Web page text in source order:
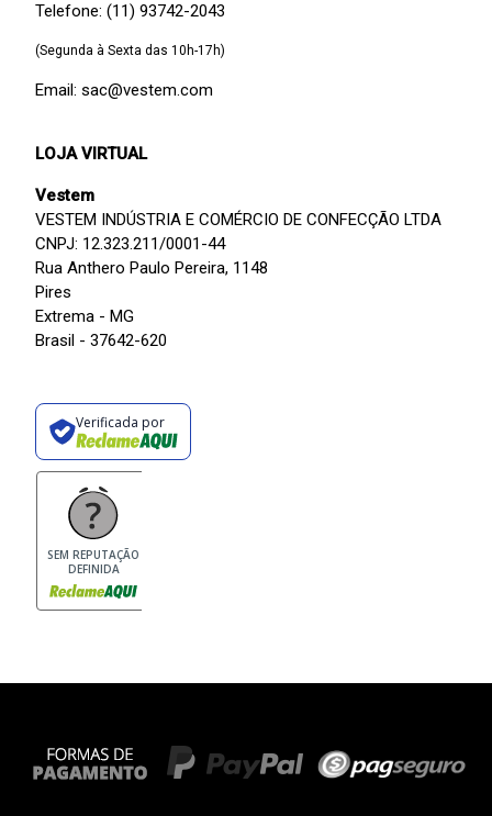
Telefone: (11) 93742-2043
(Segunda à Sexta das 10h-17h)
Email: sac@vestem.com
LOJA VIRTUAL
Vestem
VESTEM INDÚSTRIA E COMÉRCIO DE CONFECÇÃO LTDA
CNPJ: 12.323.211/0001-44
Rua Anthero Paulo Pereira, 1148
Pires
Extrema - MG
Brasil - 37642-620
Verificada por
SEM REPUTAÇÃO
DEFINIDA